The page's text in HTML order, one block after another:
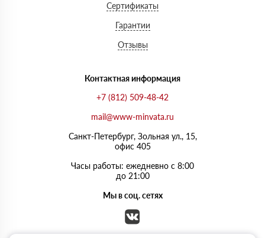
Сертификаты
Гарантии
Отзывы
Контактная информация
+7 (812) 509-48-42
mail@www-minvata.ru
Санкт-Петербург, Зольная ул., 15,
офис 405
Часы работы: ежедневно с 8:00
до 21:00
Мы в соц. сетях